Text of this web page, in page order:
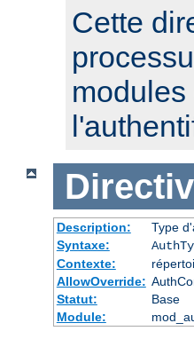
Cette
Description:
Type
Syntaxe:
Contexte:
AllowOverride:
Statut:
Base
Module: